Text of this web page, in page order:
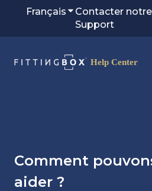
Français Afficher le sous-
Contacter
Support
Comment
aider ?